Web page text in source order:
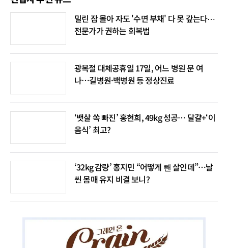
밀린 잠 몰아 자도 '수면 부채' 다 못 갚는다⋯
전문가가 권하는 회복법
광복절 대체공휴일 17일, 어느 병원 문 여
나…길병원·백병원 등 정상진료
‘뱃살 쏙 빠진’ 홍현희, 49kg 성공… 달걀+‘이
음식’ 최고?
‘32kg 감량’ 홍지민 “어떻게 뺀 살인데”…날
씬 몸매 유지 비결 보니?